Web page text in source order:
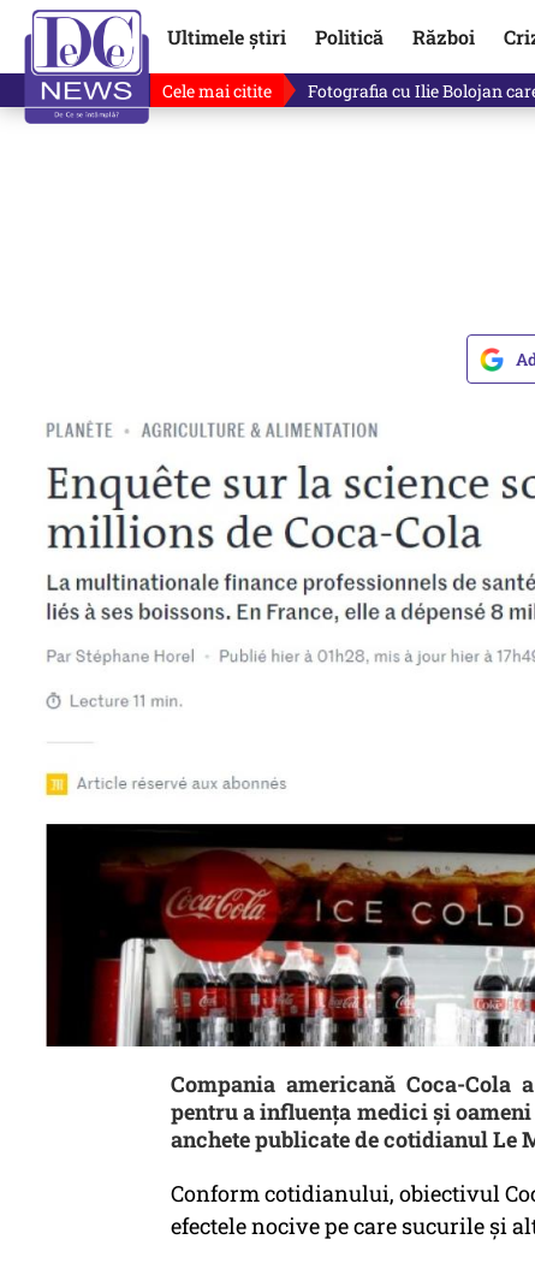
Ultimele știri Politică Război
Cele mai citite Lucruri neștiute despre
Compania americană Coca-
pentru a influenţa medici şi
anchete publicate de cotidianul Le
Conform cotidianului, obiectivul
efectele nocive pe care sucurile şi